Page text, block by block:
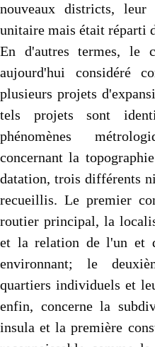
nouveaux districts, leur
unitaire mais était réparti
En d'autres termes, le
aujourd'hui considéré
plusieurs projets
tels projets sont
phénomènes
concernant la
datation, trois différents
recueillis. Le premier
routier principal, la
et la relation de l'un et
environnant; le
quartiers individuels et
enfin, concerne la
insula et la première